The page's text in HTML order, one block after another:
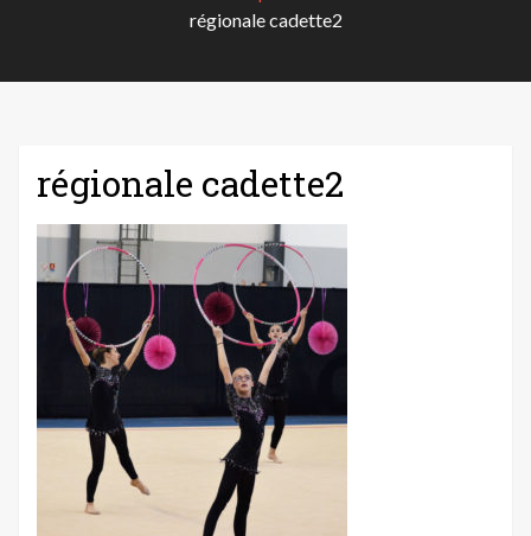
régionale cadette2
régionale cadette2